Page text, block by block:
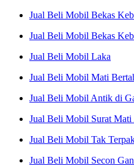
Jual Beli Mobil Bekas
Jual Beli Mobil Bekas
Jual Beli Mobil Laka
Jual Beli Mobil Mati
Jual Beli Mobil Antik di
Jual Beli Mobil Surat
Jual Beli Mobil Tak
Jual Beli Mobil Secon